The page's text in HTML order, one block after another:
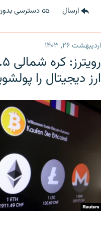
ارسال دسترسی
اردیبهشت ۲۶, ۱۴۰۳
ارز دیجیتال را